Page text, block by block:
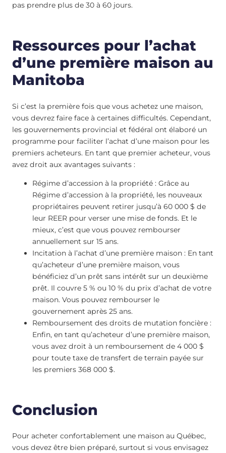
pas prendre plus de 30 à 60 jours.
Ressources pour l’achat
d’une première maison au
Manitoba
Si c’est la première fois que vous achetez une maison,
vous devrez faire face à certaines difficultés. Cependant,
les gouvernements provincial et fédéral ont élaboré un
programme pour faciliter l’achat d’une maison pour les
premiers acheteurs. En tant que premier acheteur, vous
avez droit aux avantages suivants :
Régime d’accession à la propriété : Grâce au
Régime d’accession à la propriété, les nouveaux
propriétaires peuvent retirer jusqu’à 60 000 $ de
leur REER pour verser une mise de fonds. Et le
mieux, c’est que vous pouvez rembourser
annuellement sur 15 ans.
Incitation à l’achat d’une première maison : En tant
qu’acheteur d’une première maison, vous
bénéficiez d’un prêt sans intérêt sur un deuxième
prêt. Il couvre 5 % ou 10 % du prix d’achat de votre
maison. Vous pouvez rembourser le
gouvernement après 25 ans.
Remboursement des droits de mutation foncière :
Enfin, en tant qu’acheteur d’une première maison,
vous avez droit à un remboursement de 4 000 $
pour toute taxe de transfert de terrain payée sur
les premiers 368 000 $.
Conclusion
Pour acheter confortablement une maison au Québec,
vous devez être bien préparé, surtout si vous envisagez